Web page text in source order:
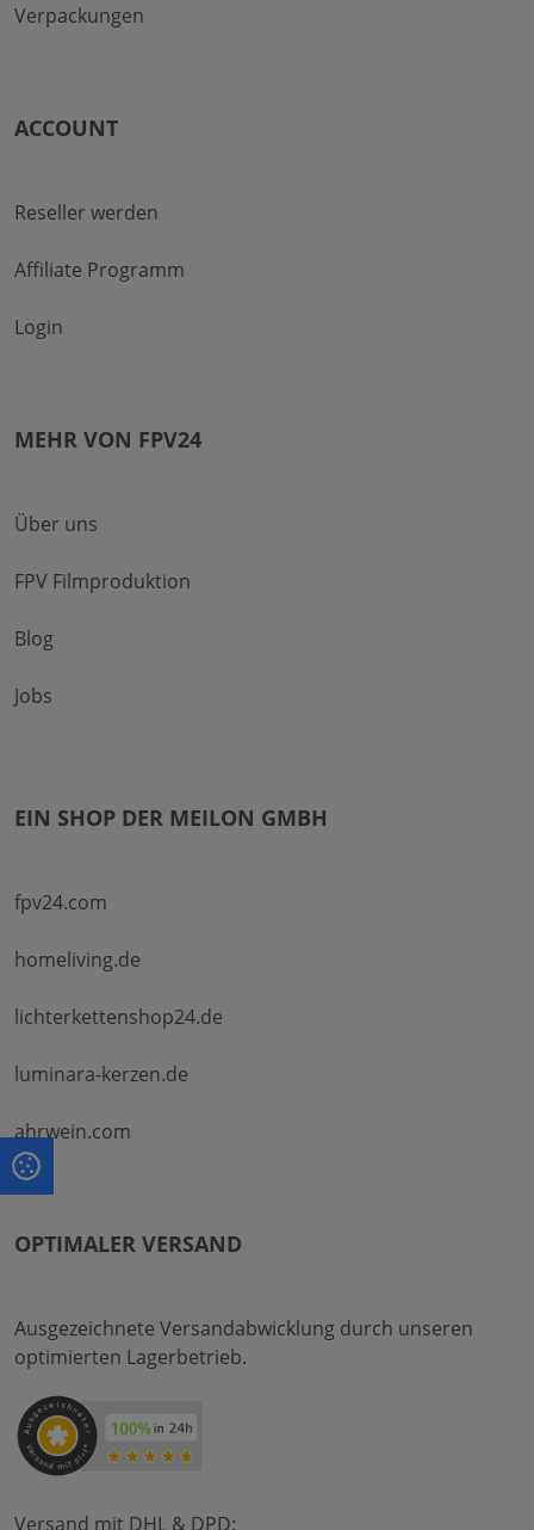
Verpackungen
ACCOUNT
Reseller werden
Affiliate Programm
Login
MEHR VON FPV24
Über uns
FPV Filmproduktion
Blog
Jobs
EIN SHOP DER MEILON GMBH
fpv24.com
homeliving.de
lichterkettenshop24.de
luminara-kerzen.de
ahrwein.com
OPTIMALER VERSAND
Ausgezeichnete Versandabwicklung durch unseren
optimierten Lagerbetrieb.
Versand mit DHL & DPD: